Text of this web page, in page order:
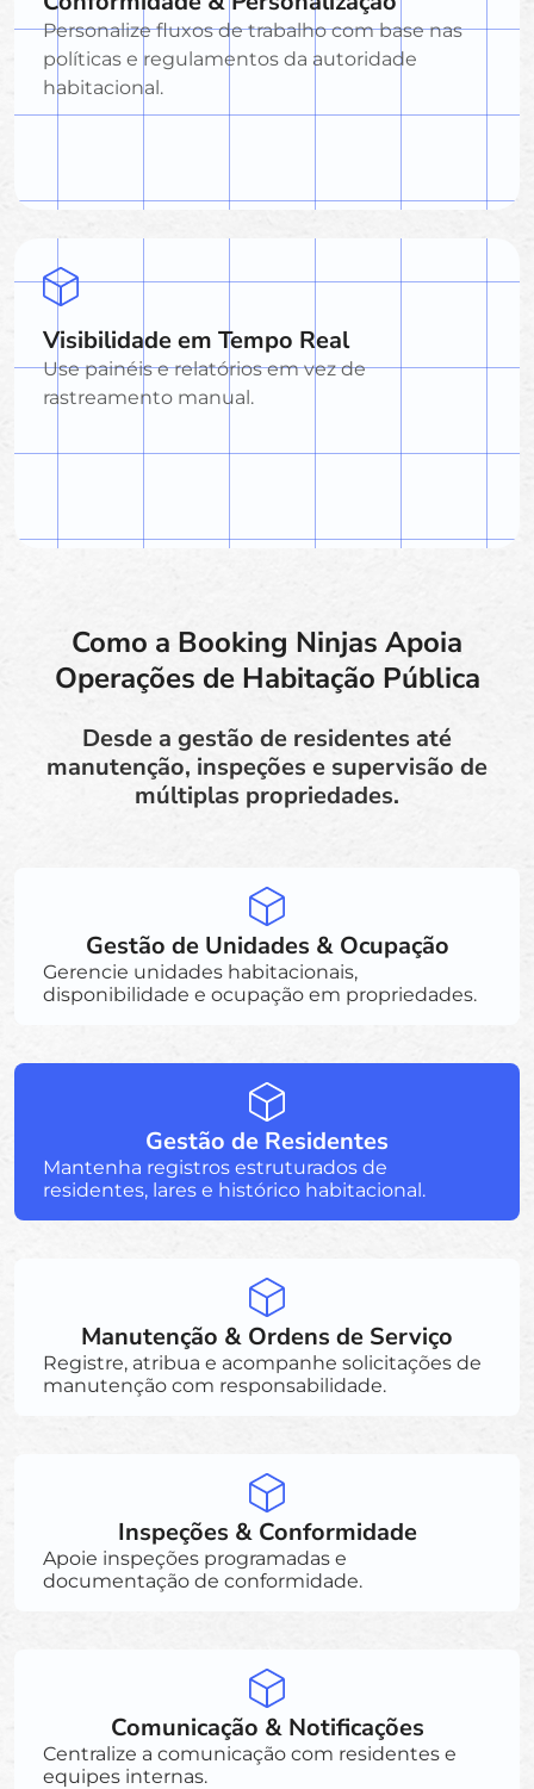
Personalize fluxos de trabalho com base nas
políticas e regulamentos da autoridade
habitacional.
Visibilidade em Tempo Real
Use painéis e relatórios em vez de
rastreamento manual.
Como a Booking Ninjas Apoia
Operações de Habitação Pública
Desde a gestão de residentes até
manutenção, inspeções e supervisão de
múltiplas propriedades.
Gestão de Unidades & Ocupação
Gerencie unidades habitacionais,
disponibilidade e ocupação em propriedades.
Gestão de Residentes
Mantenha registros estruturados de
residentes, lares e histórico habitacional.
Manutenção & Ordens de Serviço
Registre, atribua e acompanhe solicitações de
manutenção com responsabilidade.
Inspeções & Conformidade
Apoie inspeções programadas e
documentação de conformidade.
Comunicação & Notificações
Centralize a comunicação com residentes e
equipes internas.